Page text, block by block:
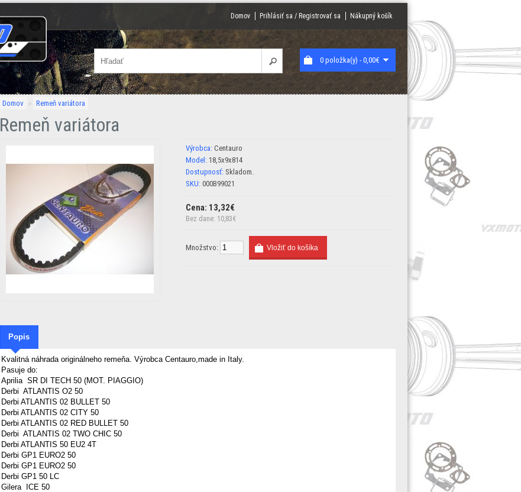
Domov Prihlásiť sa / Registrovať sa Nákupný košík
0 položka(y) - 0,00€
Domov » Remeň variátora
Remeň variátora
Výrobca: Centauro
Model: 18,5x9x814
Dostupnosť: Skladom.
SKU: 000B99021
Cena: 13,32€
Bez dane: 10,83€
Množstvo:
Popis
Kvalitná náhrada originálneho remeňa. Výrobca Centauro,made in Italy.
Pasuje do:
Aprilia SR DI TECH 50 (MOT. PIAGGIO)
Derbi ATLANTIS O2 50
Derbi ATLANTIS 02 BULLET 50
Derbi ATLANTIS 02 CITY 50
Derbi ATLANTIS 02 RED BULLET 50
Derbi ATLANTIS 02 TWO CHIC 50
Derbi ATLANTIS 50 EU2 4T
Derbi GP1 EURO2 50
Derbi GP1 EURO2 50
Derbi GP1 50 LC
Gilera ICE 50